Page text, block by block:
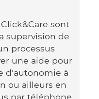
sont
supervision de
processus
une aide pour
d'autonomie à
ou ailleurs en
par téléphone